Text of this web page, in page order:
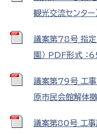
観光交流センタ
議案第78号_指定
園） PDF形式 ：
議案第79号_工事
原市民会館解体
議案第80号_工事